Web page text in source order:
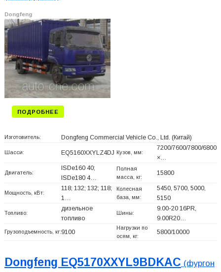
Dongfeng
ПОДРОБНЕЕ
Изготовитель: Dongfeng Commercial Vehicle Co., Ltd. (Китай)
Шасси: EQ5160XXYLZ4DJ Кузов, мм:
7200/7600/7800/6800
×…
Двигатель:
ISDe160 40;
ISDe180 4…
Полная
масса, кг:
15800
Мощность, кВт:
118; 132; 132; 118;
1…
Колесная
база, мм:
5450, 5700, 5000,
5150
Топливо:
дизельное
топливо
Шины:
9.00-20 16PR,
9.00R20…
Грузоподъемность, кг:9100
Нагрузки по
осям, кг:
5800/10000
Dongfeng EQ5170XXYL9BDKAC (фургон